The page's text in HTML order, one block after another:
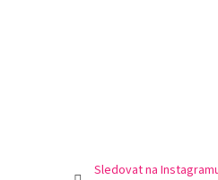
Sledovat na